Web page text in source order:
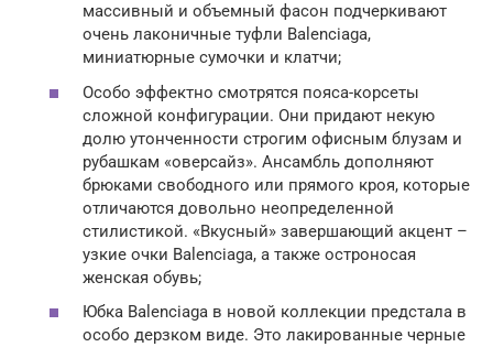
массивный и объемный фасон подчеркивают
очень лаконичные туфли Balenciaga,
миниатюрные сумочки и клатчи;
Особо эффектно смотрятся пояса-корсеты
сложной конфигурации. Они придают некую
долю утонченности строгим офисным блузам и
рубашкам «оверсайз». Ансамбль дополняют
брюками свободного или прямого кроя, которые
отличаются довольно неопределенной
стилистикой. «Вкусный» завершающий акцент –
узкие очки Balenciaga, а также остроносая
женская обувь;
Юбка Balenciaga в новой коллекции предстала в
особо дерзком виде. Это лакированные черные